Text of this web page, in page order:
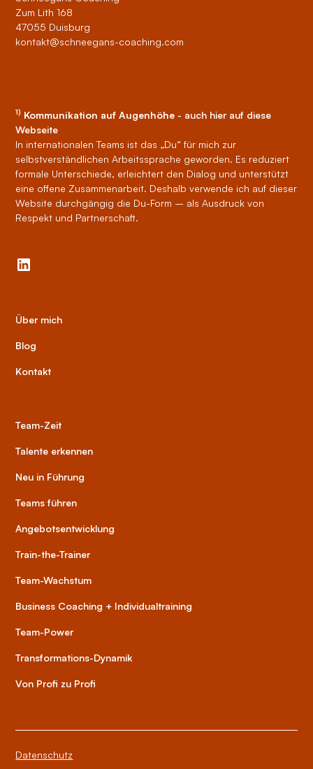
Zum Lith 168
47055 Duisburg
kontakt@schneegans-coaching.com
1) Kommunikation auf Augenhöhe - auch hier auf diese
Webseite
In internationalen Teams ist das „Du“ für mich zur
selbstverständlichen Arbeitssprache geworden. Es reduziert
formale Unterschiede, erleichtert den Dialog und unterstützt
eine offene Zusammenarbeit. Deshalb verwende ich auf dieser
Website durchgängig die Du-Form – als Ausdruck von
Respekt und Partnerschaft.
Über mich
Blog
Kontakt
Team-Zeit
Talente erkennen
Neu in Führung
Teams führen
Angebotsentwicklung
Train-the-Trainer
Team-Wachstum
Business Coaching + Individualtraining
Team-Power
Transformations-Dynamik
Von Profi zu Profi
Datenschutz